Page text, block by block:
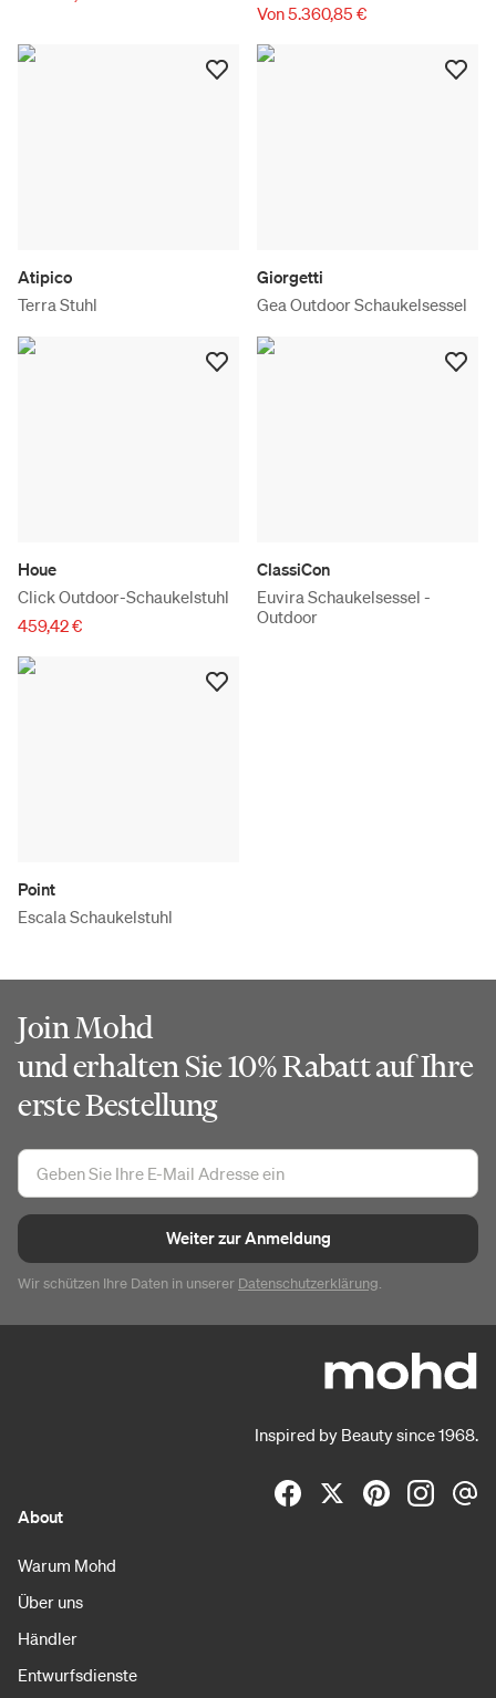
Von 5.360,85 €
Atipico
Terra Stuhl
Giorgetti
Gea Outdoor Schaukelsessel
Houe
Click Outdoor-Schaukelstuhl
459,42 €
ClassiCon
Euvira Schaukelsessel -
Outdoor
Point
Escala Schaukelstuhl
Join Mohd
und erhalten Sie 10% Rabatt auf Ihre
erste Bestellung
Weiter zur Anmeldung
Wir schützen Ihre Daten in unserer Datenschutzerklärung.
Inspired by Beauty since 1968.
About
Warum Mohd
Über uns
Händler
Entwurfsdienste